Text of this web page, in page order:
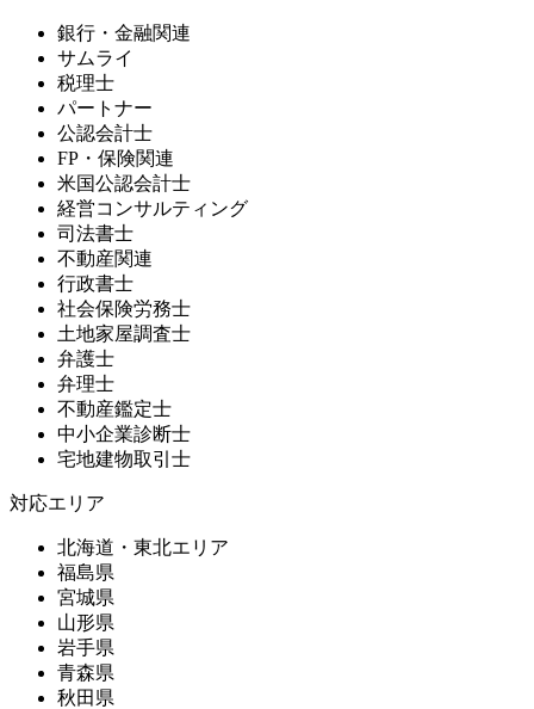
銀行・金融関連
サムライ
税理士
パートナー
公認会計士
FP・保険関連
米国公認会計士
経営コンサルティング
司法書士
不動産関連
行政書士
社会保険労務士
土地家屋調査士
弁護士
弁理士
不動産鑑定士
中小企業診断士
宅地建物取引士
対応エリア
北海道・東北エリア
福島県
宮城県
山形県
岩手県
青森県
秋田県